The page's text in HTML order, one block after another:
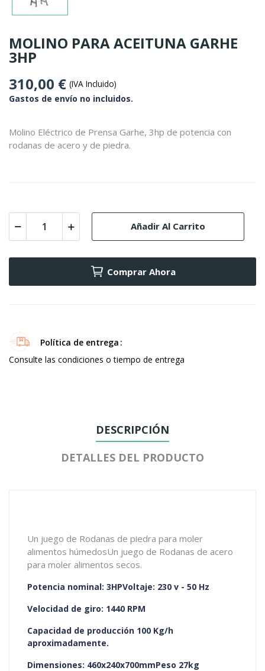
MOLINO PARA ACEITUNA GARHE
3HP
310,00 € (IVA Incluido)
Gastos de envío no incluidos.
Molino Eléctrico de Prensa Garhe, 3hp de potencia con
rodanas de acero y de piedra.
Añadir Al Carrito
Comprar Ahora
Política de entrega
Consulte las condiciones o tiempo de entrega
DESCRIPCIÓN
DETALLES DEL PRODUCTO
Un juego de Rodanas de piedra para moler
alimentos húmedosUn juego de Rodanas de acero
para moler alimentos secos.
Potencia nominal: 3HPVoltaje: 230 v - 50 Hz
Velocidad de giro: 1440 RPM
Capacidad de producción 100 Kg/h
aproximadamente.
Dimensiones: 460x240x700mmPeso 27kg